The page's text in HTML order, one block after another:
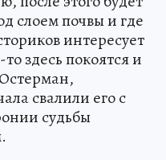
слоем почвы и где
интересует
здесь покоятся и
свалили его с
судьбы